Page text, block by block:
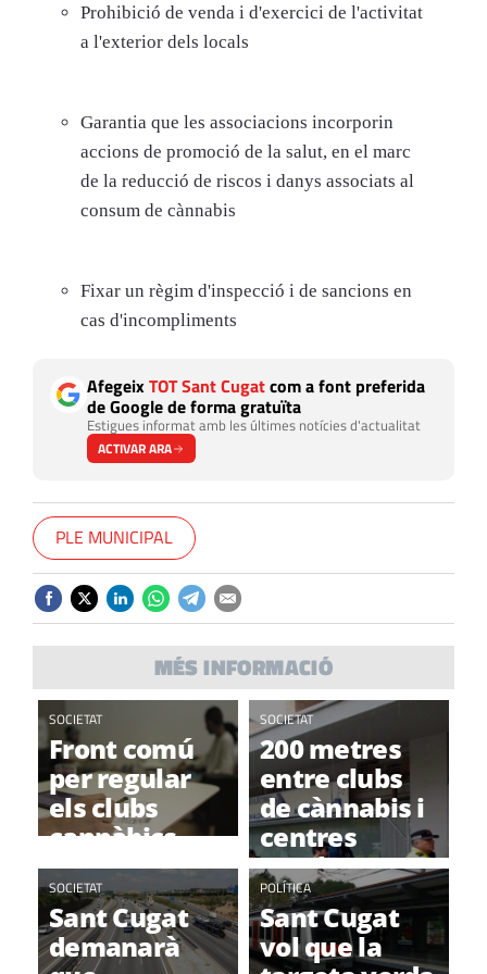
Prohibició de venda i d'exercici de l'activitat
a l'exterior dels locals
Garantia que les associacions incorporin
accions de promoció de la salut, en el marc
de la reducció de riscos i danys associats al
consum de cànnabis
Fixar un règim d'inspecció i de sancions en
cas d'incompliments
AfegeixTOT Sant Cugatcom a font preferida
de Google de forma gratuïta
Estigues informat amb les últimes notícies d'actualitat
ACTIVAR ARA
PLE MUNICIPAL
MÉS INFORMACIÓ
SOCIETAT
Front comú
per regular
els clubs
cannàbics
SOCIETAT
200 metres
entre clubs
de cànnabis i
centres
escolars,
sanitaris i
esportius
SOCIETAT
Sant Cugat
demanarà
POLÍTICA
Sant Cugat
vol que la